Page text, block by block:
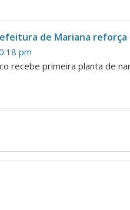
de Mariana
pm
recebe primeira planta de